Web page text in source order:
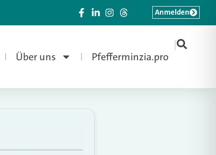
Über uns Pfefferminzia.pro
|
Anmelden